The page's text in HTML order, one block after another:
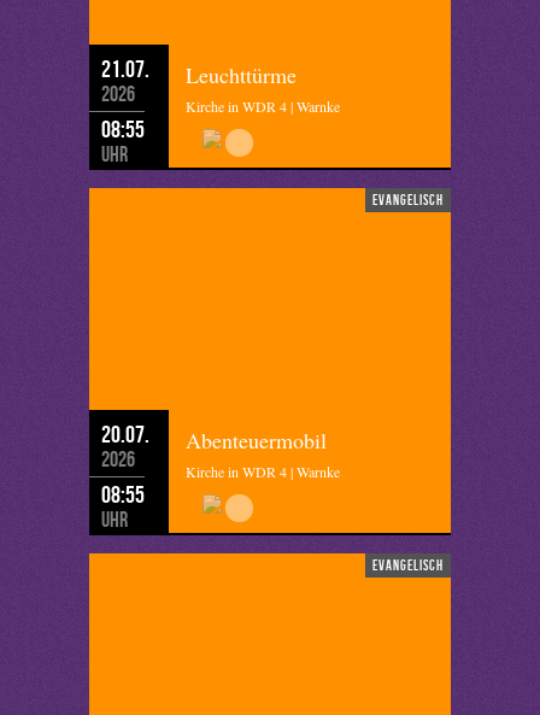
21.07.
2026
08:55
Uhr
Leuchttürme
Kirche in WDR 4 | Warnke
evangelisch
20.07.
2026
08:55
Uhr
Abenteuermobil
Kirche in WDR 4 | Warnke
evangelisch